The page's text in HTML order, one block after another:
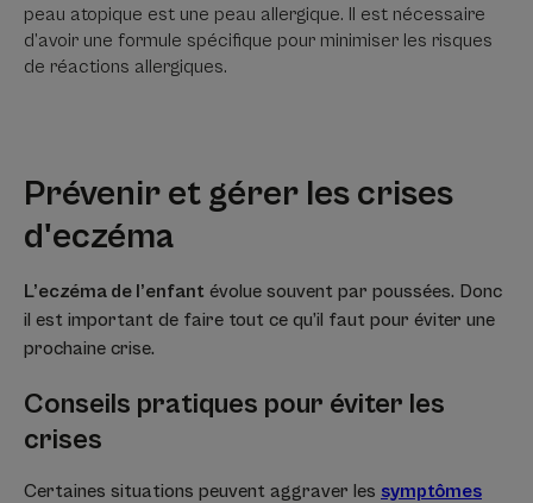
peau atopique est une peau allergique. Il est nécessaire
d’avoir une formule spécifique pour minimiser les risques
de réactions allergiques.
Prévenir et gérer les crises
d'eczéma
L’eczéma de l’enfant évolue souvent par poussées. Donc
il est important de faire tout ce qu’il faut pour éviter une
prochaine crise.
Conseils pratiques pour éviter les
crises
Certaines situations peuvent aggraver les symptômes